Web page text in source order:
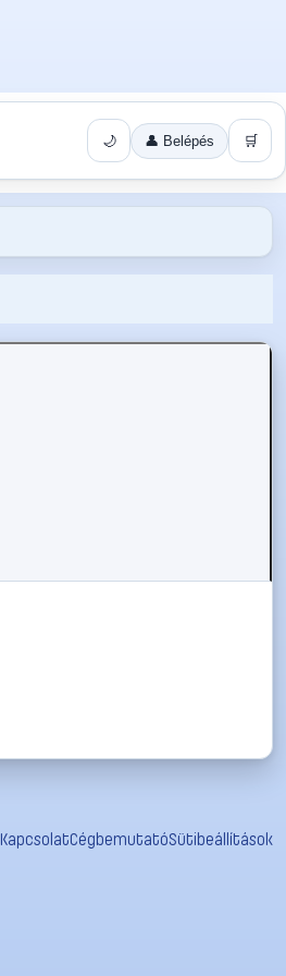
🌙 👤 Belépés 🛒
KapcsolatCégbemutatóSütibeállítások